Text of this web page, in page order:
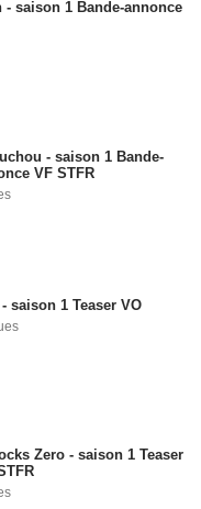
- saison 1 Bande-annonce
- saison 1 Bande-
VF STFR
saison 1 Teaser VO
Zero - saison 1 Teaser